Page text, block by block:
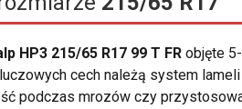
HP3 215/65 R17 99 T FR objęte
cech należą system
podczas mrozów czy